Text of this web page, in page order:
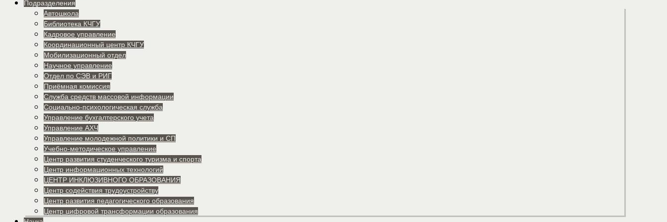
Подразделения
Автошкола
Библиотека КЧГУ
Кадровое управление
Координационный центр КЧГУ
Мобилизационный отдел
Научное управление
Отдел по СЭВ и РИГ
Приёмная комиссия
Служба средств массовой информации
Социально-психологическая служба
Управление бухгалтерского учета
Управление АХЧ
Управление молодежной политики и СП
Учебно-методическое управление
Центр развития студенческого туризма и спорта
Центр информационных технологий
ЦЕНТР ИНКЛЮЗИВНОГО ОБРАЗОВАНИЯ
Центр содействия трудоустройству
Центр развития педагогического образования
Центр цифровой трансформации образования